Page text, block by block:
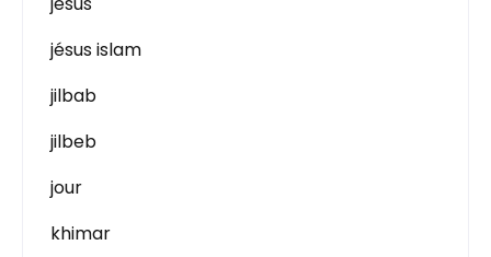
jésus islam
jilbab
jilbeb
jour
khimar